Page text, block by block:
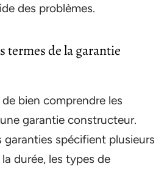
des problèmes.
termes de la garantie
bien comprendre les
garantie constructeur.
garanties spécifient plusieurs
durée, les types de